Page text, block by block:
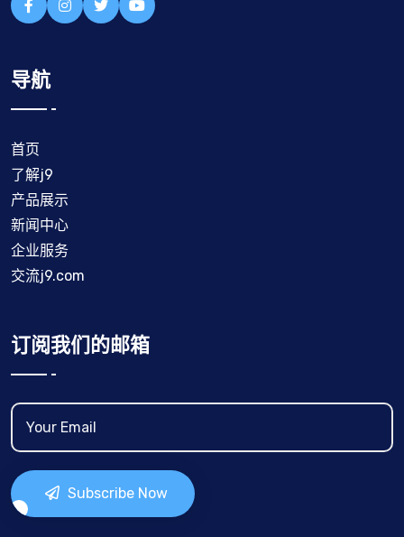
导航
首页
了解j9
产品展示
新闻中心
企业服务
交流j9.com
订阅我们的邮箱
Subscribe Now